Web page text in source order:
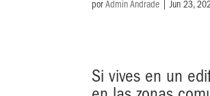
porAdmin Andrade |Jun 23,
Si vives en un